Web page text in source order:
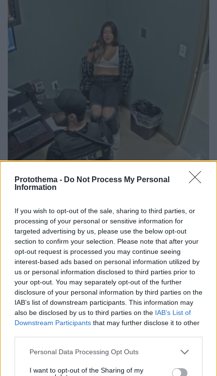
Protothema - Do Not Process My Personal
Information
If you wish to opt-out of the sale, sharing to third parties, or
processing of your personal or sensitive information for
targeted advertising by us, please use the below opt-out
section to confirm your selection. Please note that after your
opt-out request is processed you may continue seeing
interest-based ads based on personal information utilized by
us or personal information disclosed to third parties prior to
your opt-out. You may separately opt-out of the further
disclosure of your personal information by third parties on the
IAB’s list of downstream participants. This information may
also be disclosed by us to third parties on the IAB’s List of
Downstream Participants that may further disclose it to other
Please note that this website/app uses one or more Google
not limited to your visit or usage behaviour. You may click to
Personal Data Processing Opt Outs
I want to opt-out of the Sharing of my
Βίντεο: Μεθυσμένη σκότωσε νύφη λίγες ώρες
κλαίγοντας τον πατέρα της
08.08.2026, 09:25